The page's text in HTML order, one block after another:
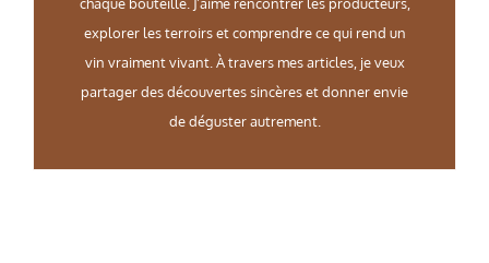
chaque bouteille. J’aime rencontrer les producteurs,
explorer les terroirs et comprendre ce qui rend un
vin vraiment vivant. À travers mes articles, je veux
partager des découvertes sincères et donner envie
de déguster autrement.